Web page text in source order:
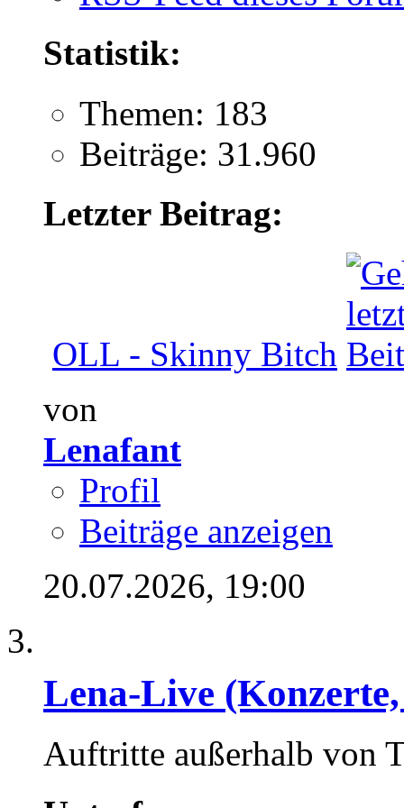
Statistik:
Themen: 183
Beiträge: 31.960
Letzter Beitrag:
OLL - Skinny Bitch
von
Lenafant
Profil
Beiträge anzeigen
20.07.2026, 19:00
Lena-Live
Auftritte außerhalb von